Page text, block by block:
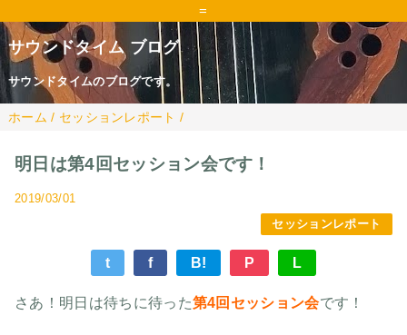
=
サウンドタイム ブログ
サウンドタイムのブログです。
ホーム / セッションレポート /
明日は第4回セッション会です！
2019/03/01
セッションレポート
t f B! P L
さあ！明日は待ちに待った第4回セッション会です！